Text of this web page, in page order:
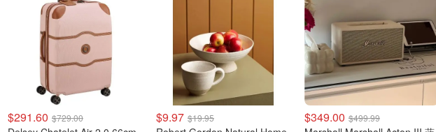
$291.60 $729.00 $9.97 $19.95 $349.00 $499.99